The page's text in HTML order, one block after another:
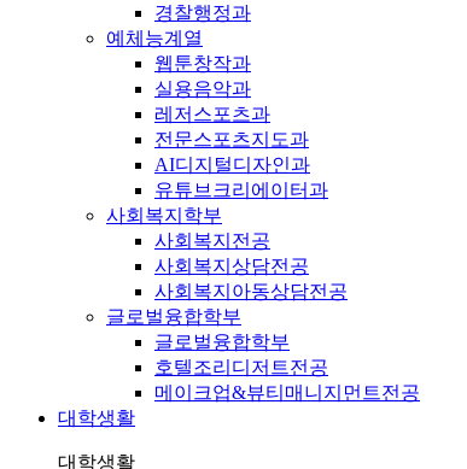
경찰행정과
예체능계열
웹툰창작과
실용음악과
레저스포츠과
전문스포츠지도과
AI디지털디자인과
유튜브크리에이터과
사회복지학부
사회복지전공
사회복지상담전공
사회복지아동상담전공
글로벌융합학부
글로벌융합학부
호텔조리디저트전공
메이크업&뷰티매니지먼트전공
대학생활
대학생활